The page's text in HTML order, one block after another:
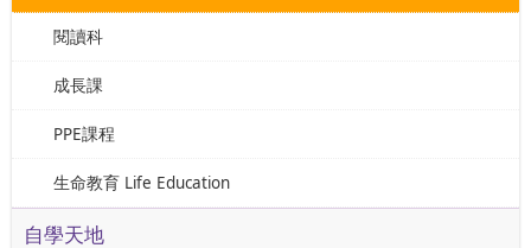
閱讀科
成長課
PPE課程
生命教育 Life Education
自學天地